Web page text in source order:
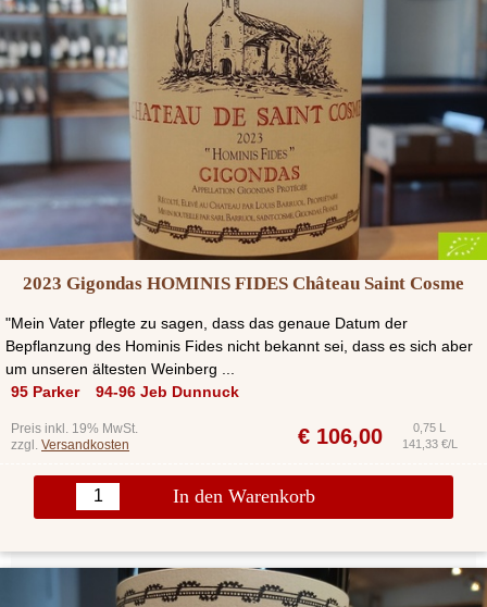
2023 Gigondas HOMINIS FIDES Château Saint Cosme
"Mein Vater pflegte zu sagen, dass das genaue Datum der
Bepflanzung des Hominis Fides nicht bekannt sei, dass es sich aber
um unseren ältesten Weinberg ...
95 Parker
94-96 Jeb Dunnuck
Preis inkl. 19% MwSt.
zzgl. Versandkosten € 106,00
0,75 L
141,33 €/L
In den Warenkorb